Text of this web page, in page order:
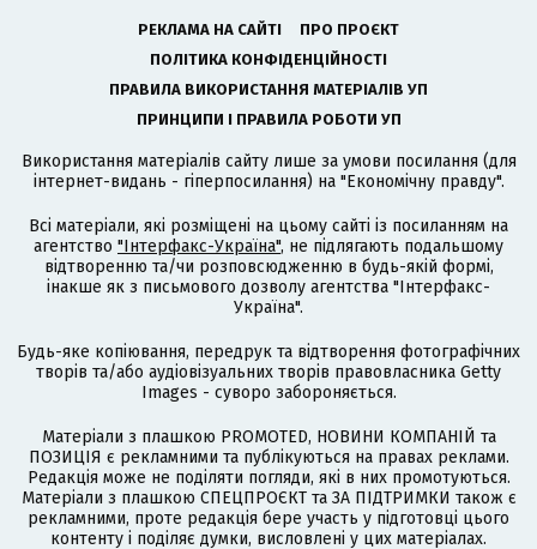
РЕКЛАМА НА САЙТІ
ПРО ПРОЄКТ
ПОЛІТИКА КОНФІДЕНЦІЙНОСТІ
ПРАВИЛА ВИКОРИСТАННЯ МАТЕРІАЛІВ УП
ПРИНЦИПИ І ПРАВИЛА РОБОТИ УП
Використання матеріалів сайту лише за умови посилання (для
інтернет-видань - гіперпосилання) на "Економічну правду".
Всі матеріали, які розміщені на цьому сайті із посиланням на
агентство "Інтерфакс-Україна", не підлягають подальшому
відтворенню та/чи розповсюдженню в будь-якій формі,
інакше як з письмового дозволу агентства "Інтерфакс-
Україна".
Будь-яке копіювання, передрук та відтворення фотографічних
творів та/або аудіовізуальних творів правовласника Getty
Images - суворо забороняється.
Матеріали з плашкою PROMOTED, НОВИНИ КОМПАНІЙ та
ПОЗИЦІЯ є рекламними та публікуються на правах реклами.
Редакція може не поділяти погляди, які в них промотуються.
Матеріали з плашкою СПЕЦПРОЄКТ та ЗА ПІДТРИМКИ також є
рекламними, проте редакція бере участь у підготовці цього
контенту і поділяє думки, висловлені у цих матеріалах.